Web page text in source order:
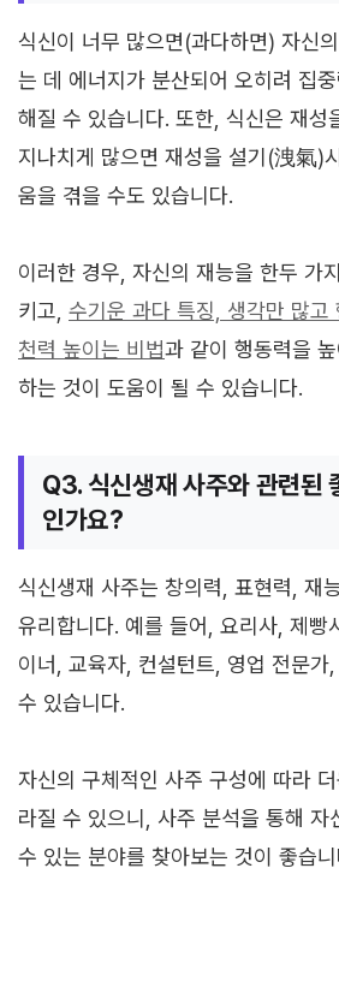
식신이 너무 많으면(과다하면) 자신
는 데 에너지가 분산되어 오히려 집
해질 수 있습니다. 또한, 식신은 재성
지나치게 많으면 재성을 설기(洩氣)
움을 겪을 수도 있습니다.
이러한 경우, 자신의 재능을 한두 가
키고, 수기운 과다 특징, 생각만 많고
천력 높이는 비법과 같이 행동력을
하는 것이 도움이 될 수 있습니다.
Q3. 식신생재 사주와 관련된
인가요?
식신생재 사주는 창의력, 표현력, 재
유리합니다. 예를 들어, 요리사, 제빵
이너, 교육자, 컨설턴트, 영업 전문가
수 있습니다.
자신의 구체적인 사주 구성에 따라
라질 수 있으니, 사주 분석을 통해 자
수 있는 분야를 찾아보는 것이 좋습